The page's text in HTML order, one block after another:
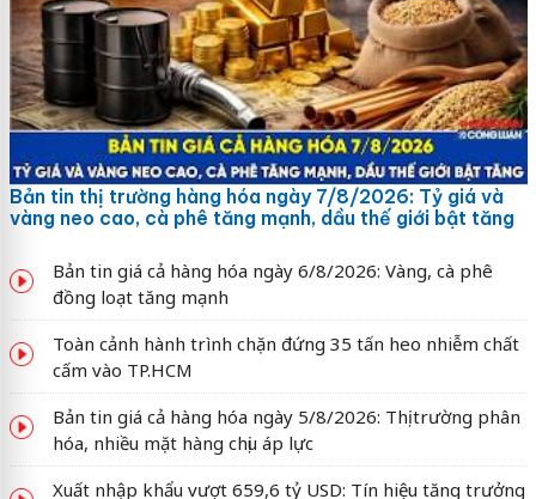
Bản tin thị trường hàng hóa ngày 7/8/2026: Tỷ giá và
vàng neo cao, cà phê tăng mạnh, dầu thế giới bật tăng
Bản tin giá cả hàng hóa ngày 6/8/2026: Vàng, cà phê
đồng loạt tăng mạnh
Toàn cảnh hành trình chặn đứng 35 tấn heo nhiễm chất
cấm vào TP.HCM
Bản tin giá cả hàng hóa ngày 5/8/2026: Thị trường phân
hóa, nhiều mặt hàng chịu áp lực
Xuất nhập khẩu vượt 659,6 tỷ USD: Tín hiệu tăng trưởng